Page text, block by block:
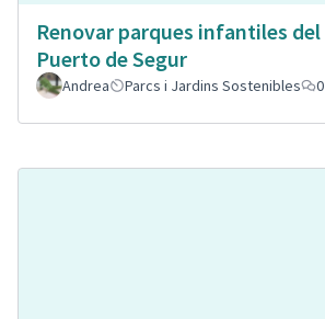
Renovar parques infantiles del
Puerto de Segur
Andrea Parcs i Jardins Sostenibles 0